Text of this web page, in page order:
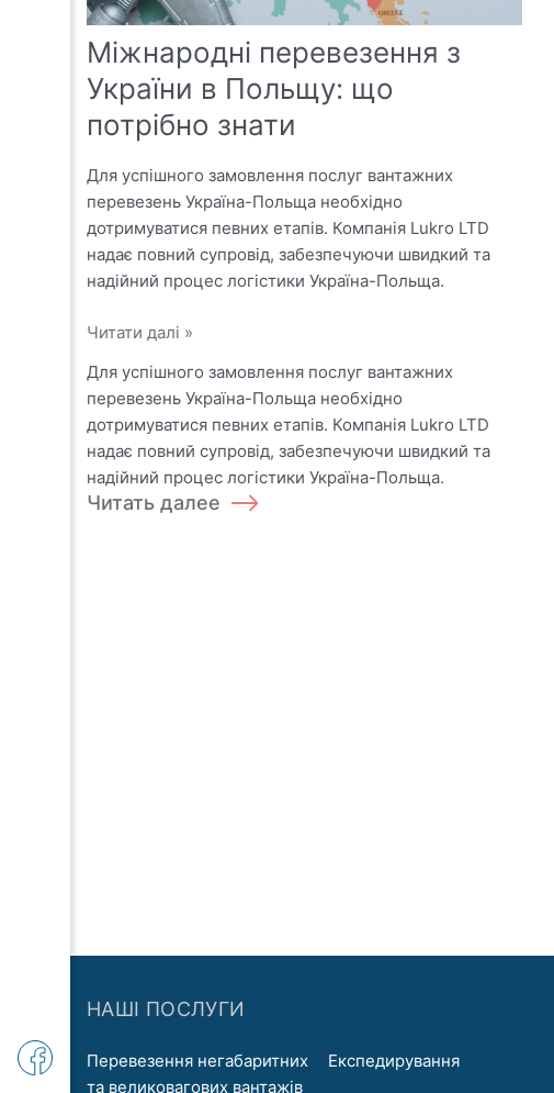
Міжнародні перевезення з
України в Польщу: що
потрібно знати
Для успішного замовлення послуг вантажних
перевезень Україна-Польща необхідно
дотримуватися певних етапів. Компанія Lukro LTD
надає повний супровід, забезпечуючи швидкий та
надійний процес логістики Україна-Польща.
Міжнародні
з
України
в
Польщу:
що
потрібно
Читати далі »
Для успішного замовлення послуг вантажних
перевезень Україна-Польща необхідно
дотримуватися певних етапів. Компанія Lukro LTD
надає повний супровід, забезпечуючи швидкий та
надійний процес логістики Україна-Польща.
Читать далее
НАШІ ПОСЛУГИ
Перевезення негабаритних
та великовагових вантажів
Експедирування